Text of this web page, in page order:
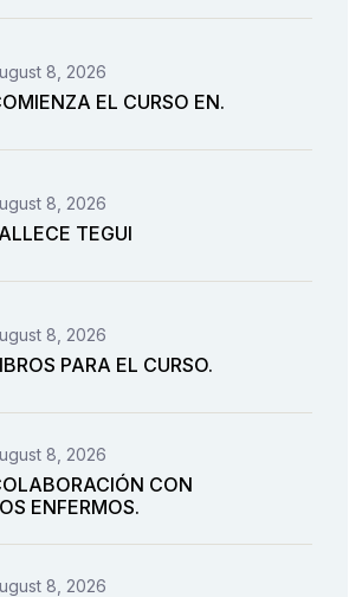
8, 2026
EL CURSO EN.
8, 2026
TEGUI
8, 2026
PARA EL CURSO.
8, 2026
CON
ENFERMOS.
8, 2026